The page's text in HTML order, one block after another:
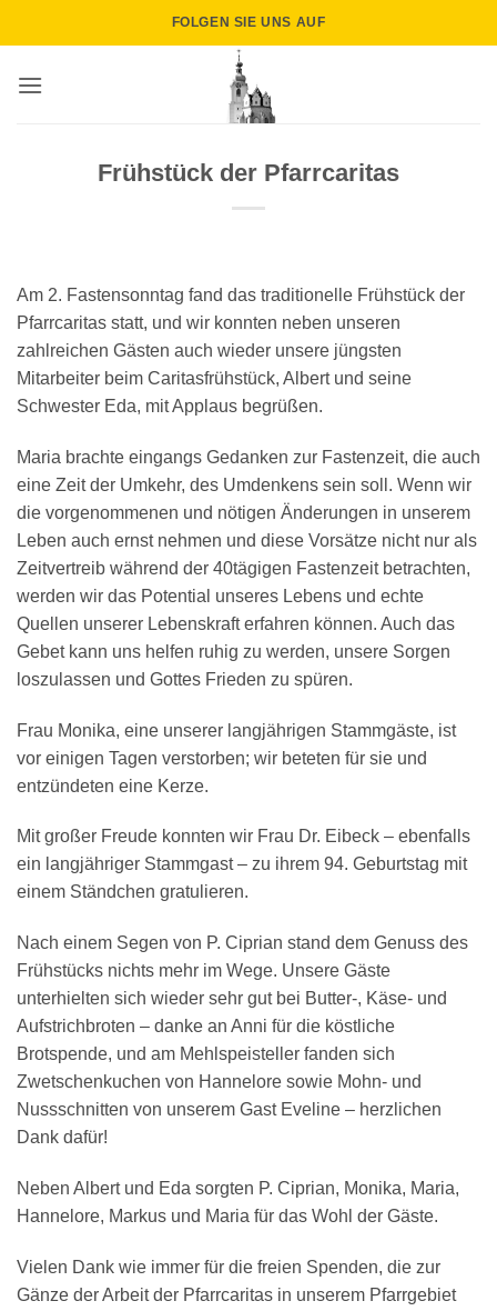
FOLGEN SIE UNS AUF
Frühstück der Pfarrcaritas
Am 2. Fastensonntag fand das traditionelle Frühstück der
Pfarrcaritas statt, und wir konnten neben unseren
zahlreichen Gästen auch wieder unsere jüngsten
Mitarbeiter beim Caritasfrühstück, Albert und seine
Schwester Eda, mit Applaus begrüßen.
Maria brachte eingangs Gedanken zur Fastenzeit, die auch
eine Zeit der Umkehr, des Umdenkens sein soll. Wenn wir
die vorgenommenen und nötigen Änderungen in unserem
Leben auch ernst nehmen und diese Vorsätze nicht nur als
Zeitvertreib während der 40tägigen Fastenzeit betrachten,
werden wir das Potential unseres Lebens und echte
Quellen unserer Lebenskraft erfahren können. Auch das
Gebet kann uns helfen ruhig zu werden, unsere Sorgen
loszulassen und Gottes Frieden zu spüren.
Frau Monika, eine unserer langjährigen Stammgäste, ist
vor einigen Tagen verstorben; wir beteten für sie und
entzündeten eine Kerze.
Mit großer Freude konnten wir Frau Dr. Eibeck – ebenfalls
ein langjähriger Stammgast – zu ihrem 94. Geburtstag mit
einem Ständchen gratulieren.
Nach einem Segen von P. Ciprian stand dem Genuss des
Frühstücks nichts mehr im Wege. Unsere Gäste
unterhielten sich wieder sehr gut bei Butter-, Käse- und
Aufstrichbroten – danke an Anni für die köstliche
Brotspende, und am Mehlspeisteller fanden sich
Zwetschenkuchen von Hannelore sowie Mohn- und
Nussschnitten von unserem Gast Eveline – herzlichen
Dank dafür!
Neben Albert und Eda sorgten P. Ciprian, Monika, Maria,
Hannelore, Markus und Maria für das Wohl der Gäste.
Vielen Dank wie immer für die freien Spenden, die zur
Gänze der Arbeit der Pfarrcaritas in unserem Pfarrgebiet